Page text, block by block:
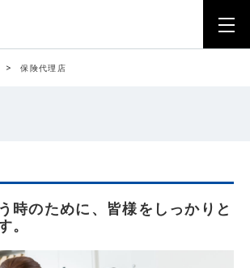
> 保険代理店
時のために、皆様をしっかりと
。